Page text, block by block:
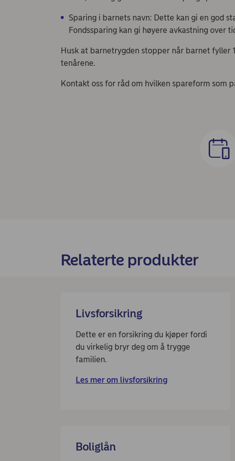
Sparing i barnets navn: Dette kan gi en god
Fondssparing kan gi høyere avkastning over
Husk at barnetrygden stopper når barnet fyller
tenårene.
Kontakt oss for råd om hvilken spareform som
Relaterte produkter
Livsforsikring
Dette er en forsikring du kjøper fordi
du virkelig bryr deg om å trygge
familien.
Les mer om livsforsikring
Boliglån